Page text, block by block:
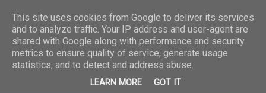
E F E N P R E S S -
ΗΛΕΚΤΡΟΝΙΚΗ
ΕΦΗΜΕΡΙΔΑ
This site uses cookies from Google to deliver its services
and to analyze traffic. Your IP address and user-agent are
shared with Google along with performance and security
metrics to ensure quality of service, generate usage
statistics, and to detect and address abuse.
LEARN MORE GOT IT